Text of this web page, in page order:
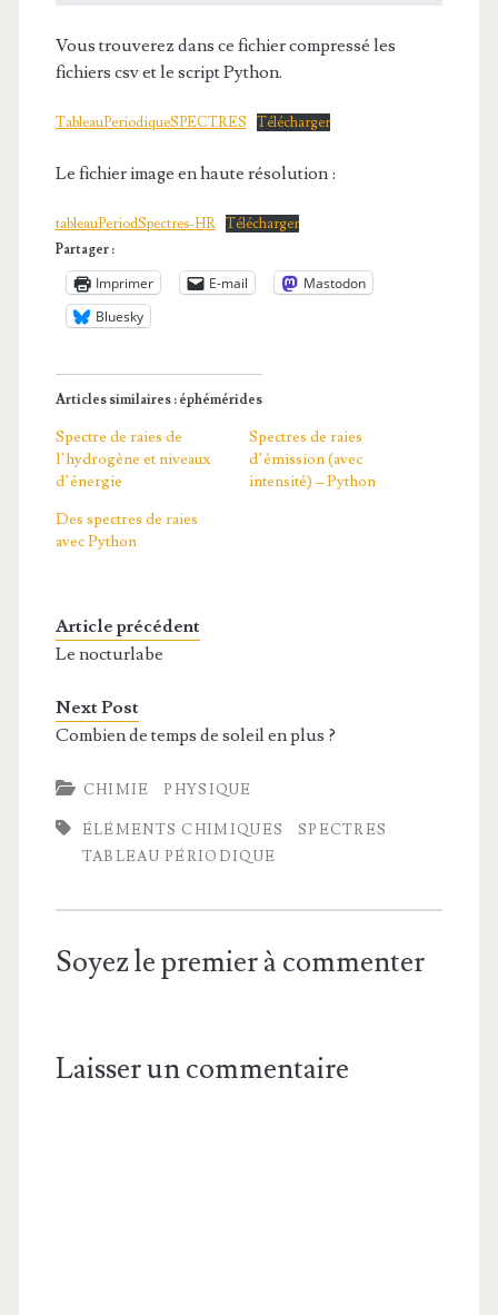
Vous trouverez dans ce fichier compressé les
fichiers csv et le script Python.
TableauPeriodiqueSPECTRES Télécharger
Le fichier image en haute résolution :
tableauPeriodSpectres-HR Télécharger
Partager :
Imprimer E-mail
Mastodon
Bluesky
Articles similaires : éphémérides
Spectre de raies de
l’hydrogène et niveaux
d’énergie
Spectres de raies
d’émission (avec
intensité) – Python
Des spectres de raies
avec Python
Article précédent
Le nocturlabe
Next Post
Combien de temps de soleil en plus ?
CHIMIE PHYSIQUE
ÉLÉMENTS CHIMIQUES
SPECTRES
TABLEAU PÉRIODIQUE
Soyez le premier à commenter
Laisser un commentaire